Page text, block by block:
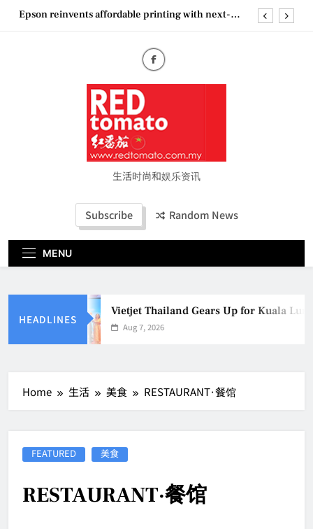
Skipgeneration EcoTank Series
“See Her Heal – 1,000 Untold Stories” 为马来西亚
妈妈提供分享剖腹产复原历程的空间
Vietjet Thailand Gears Up for Kuala Lumpur–
Bangkok Service Launch on9 October
Epson reinvents affordable printing with next-
generation EcoTank Series
Couture Fashion Week Malaysia 2026– Press
“See Her Heal – 1,000 Untold Stories” 为马来西亚
生活时尚和娱乐资讯
Subscribe Random News
MENU
HEADLINES
Vietjet Thailand Gears Up for Kuala
Aug 7, 2026
Home 生活 美食 RESTAURANT·餐馆
FEATURED 美食
RESTAURANT·餐馆